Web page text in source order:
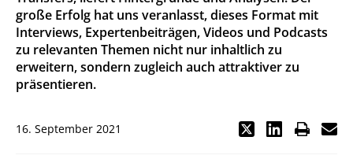
große Erfolg hat uns veranlasst, dieses Format mit
Interviews, Expertenbeiträgen, Videos und Podcasts
zu relevanten Themen nicht nur inhaltlich zu
erweitern, sondern zugleich auch attraktiver zu
präsentieren.
16. September 2021